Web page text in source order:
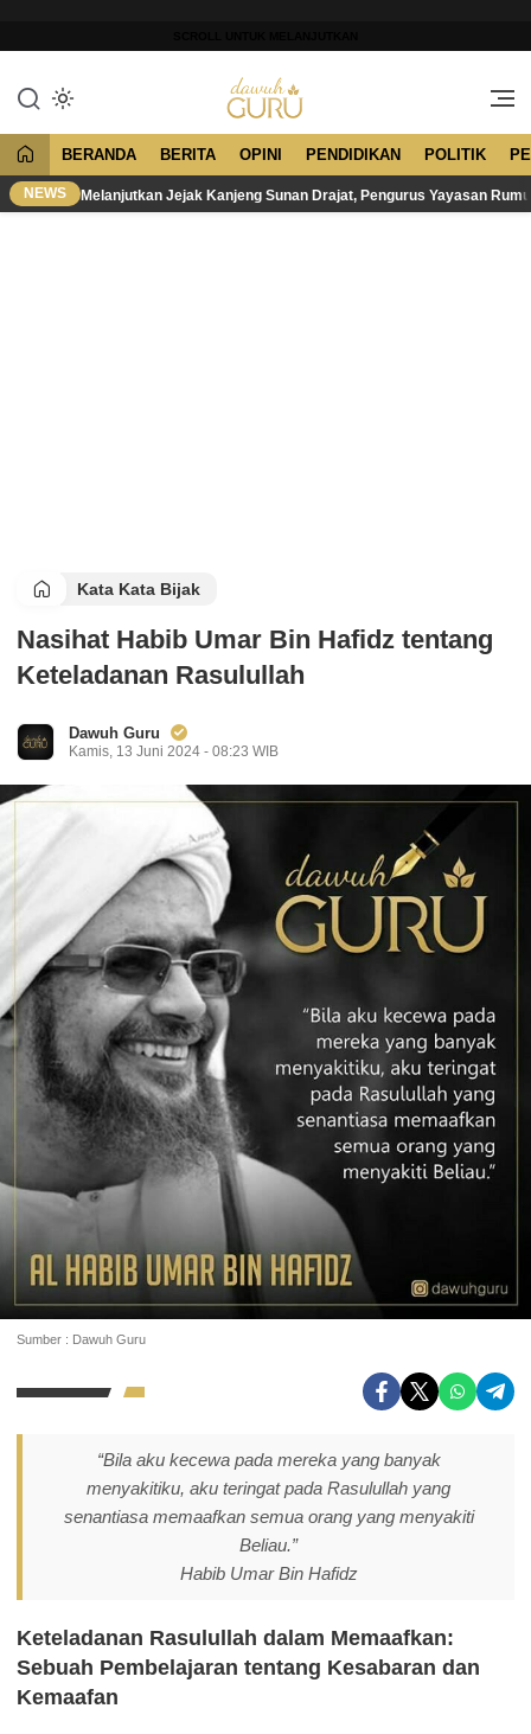
konten
Dawuh Guru
Merawat Tradisi, Membangun
BERANDA BERITA OPINI PENDIDIKAN POLITIK
NEWS Melanjutkan Jejak Kanjeng Sunan Drajat, Pengurus Yayasan
Kata Kata Bijak
Nasihat Habib Umar Bin Hafidz tentang
Keteladanan Rasulullah
Dawuh Guru
Kamis, 13 Juni 2024 - 08:23 WIB
Sumber : Dawuh Guru
“Bila aku kecewa pada mereka yang banyak
menyakitiku, aku teringat pada Rasulullah yang
senantiasa memaafkan semua orang yang menyakiti
Beliau.”
Habib Umar Bin Hafidz
Keteladanan Rasulullah dalam Memaafkan:
Sebuah Pembelajaran tentang Kesabaran dan
Kemaafan